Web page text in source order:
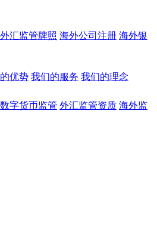
外汇监管牌照 海外公司注册 海外银
优势 我们的服务 我们的理念
数字货币监管 外汇监管资质 海外监